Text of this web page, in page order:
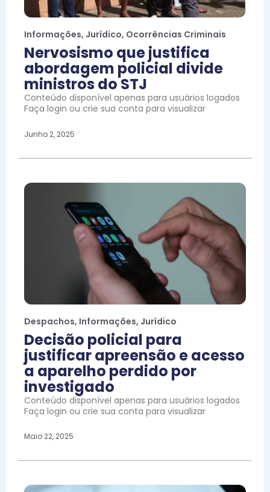
Informações, Jurídico, Ocorrências Criminais
Nervosismo que justifica
abordagem policial divide
ministros do STJ
Conteúdo disponível apenas para usuários logados
Faça login ou crie sua conta para visualizar
Junho 2, 2025
Despachos, Informações, Jurídico
Decisão policial para
justificar apreensão e acesso
a aparelho perdido por
investigado
Conteúdo disponível apenas para usuários logados
Faça login ou crie sua conta para visualizar
Maio 22, 2025